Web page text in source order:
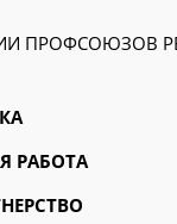
ПРОФСОЮЗОВ
РАБОТА